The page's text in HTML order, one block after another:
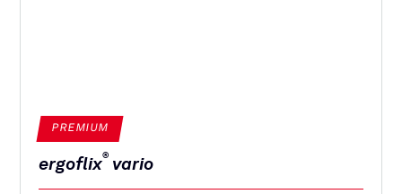
PREMIUM
ergoflix® vario